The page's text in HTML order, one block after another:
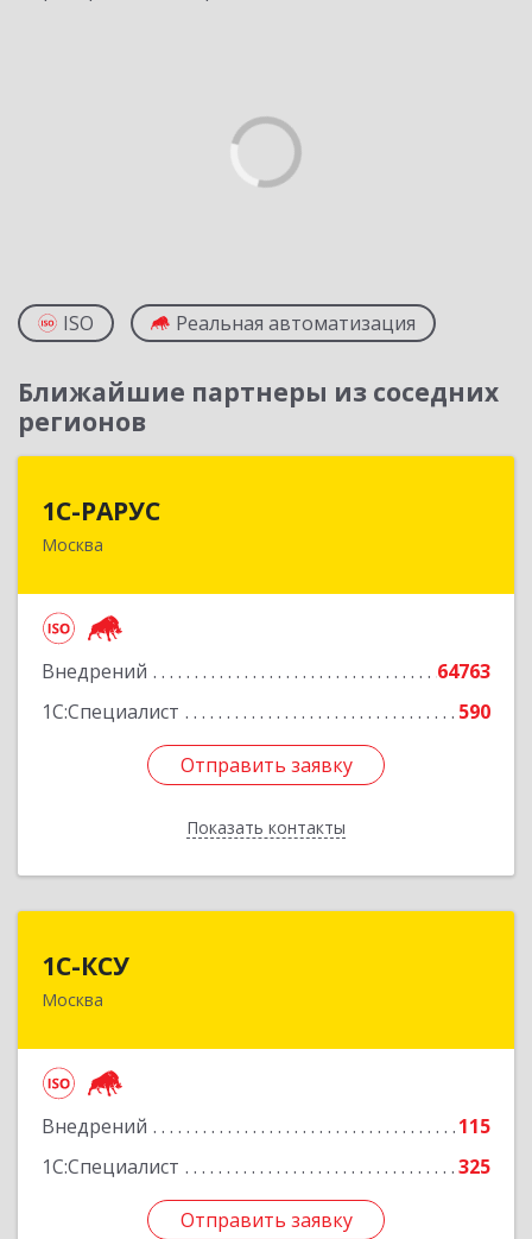
ISO Реальная автоматизация
Ближайшие партнеры из соседних
регионов
1С-РАРУС
Москва
Внедрений
64763
1С:Специалист
590
Отправить заявку
Показать контакты
127434, Москва г, Дмитровское ш, дом № 9Б
Отправить заявку
Назад
1С-КСУ
Москва
Внедрений
115
1С:Специалист
325
Отправить заявку
129090, Москва г, вн.тер.г. муниципальный
Подробнее
Отправить заявку